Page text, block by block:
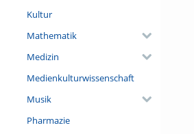
Kultur
Mathematik
Medizin
Medienkulturwissenschaft
Musik
Pharmazie